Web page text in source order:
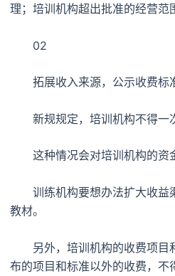
理；培训机构超出批准的经营范
02
拓展收入来源，公示收费标
新规规定，培训机构不得一
这种情况会对培训机构的资金
训练机构要想办法扩大收益
教材。
另外，培训机构的收费项目
布的项目和标准以外的收费，不